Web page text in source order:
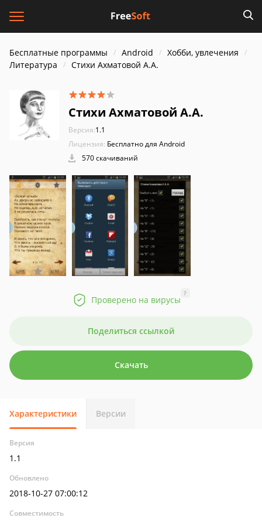
Бесплатные программы Android
Хобби, увлечения
Литература
Стихи Ахматовой А.А.
Стихи Ахматовой А.А.
Версия:1.1
Лицензия: Бесплатно для Android
570 скачиваний
Проверено на вирусы
?
Поделиться ссылкой
Скачать
Характеристики Версии
Версия
1.1
Обновлено
2018-10-27 07:00:12
Совместимость